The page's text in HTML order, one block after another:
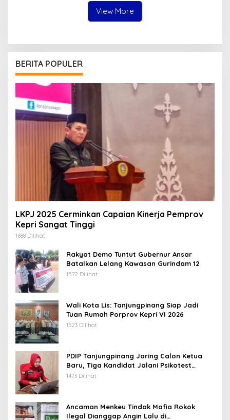
View More
BERITA POPULER
LKPJ 2025 Cerminkan Capaian Kinerja Pemprov
Kepri Sangat Tinggi
1688 Dilihat
Rakyat Demo Tuntut Gubernur Ansar
Batalkan Lelang Kawasan Gurindam 12
1572 Dilihat
Wali Kota Lis: Tanjungpinang Siap Jadi
Tuan Rumah Porprov Kepri VI 2026
1523 Dilihat
PDIP Tanjungpinang Jaring Calon Ketua
Baru, Tiga Kandidat Jalani Psikotest
Daring
1473 Dilihat
Ancaman Menkeu Tindak Mafia Rokok
Ilegal Dianggap Angin Lalu di